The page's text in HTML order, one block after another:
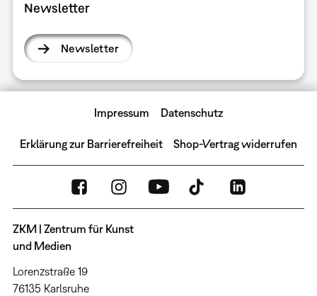
Newsletter
Newsletter
Impressum Datenschutz
Erklärung zur Barrierefreiheit Shop-Vertrag widerrufen
ZKM | Zentrum für Kunst
und Medien
Lorenzstraße 19
76135 Karlsruhe